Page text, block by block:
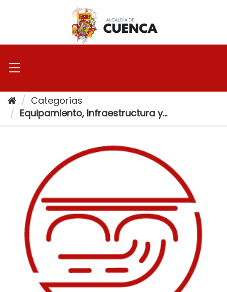
Categorías
Equipamiento, Infraestructura y...